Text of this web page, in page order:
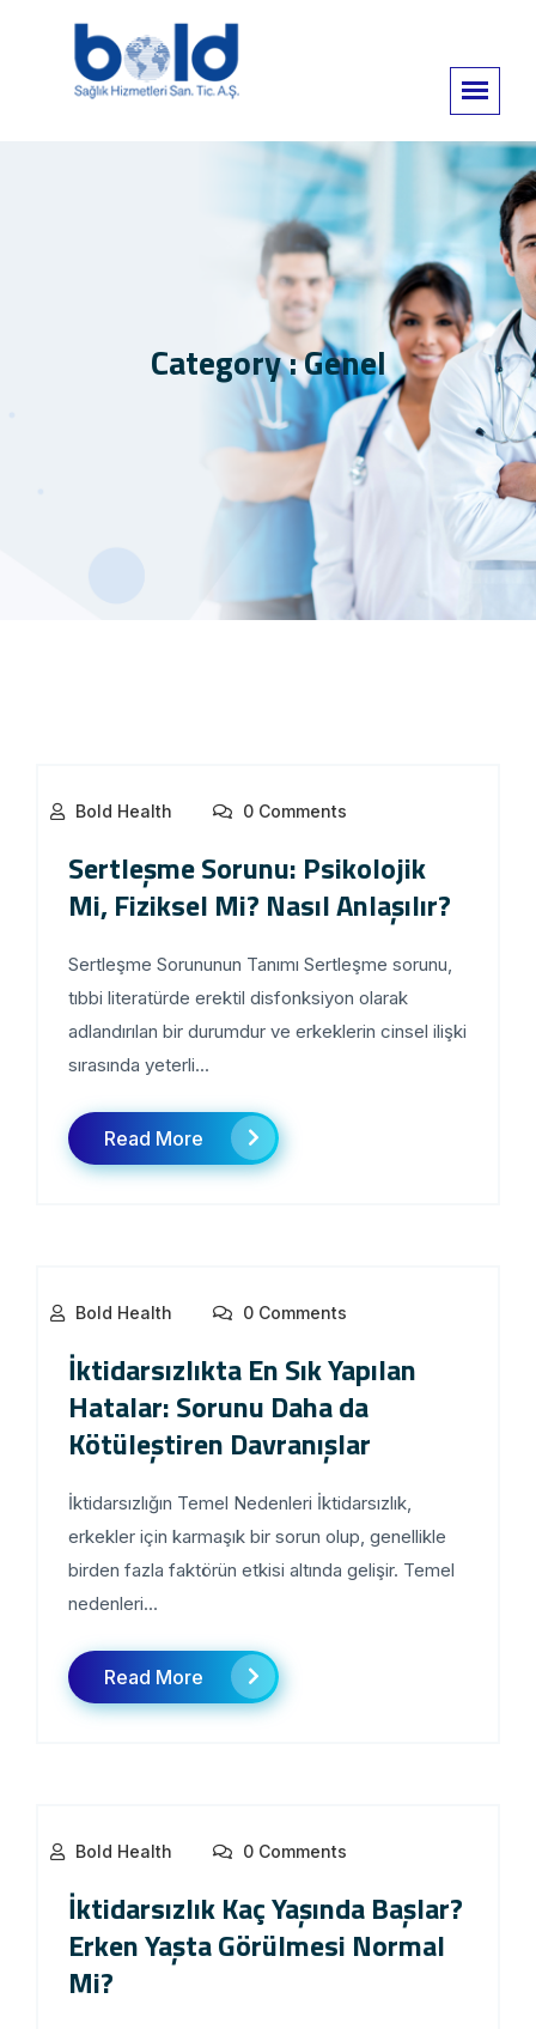
Category : Genel
Bold Health 0 Comments
Sertleşme Sorunu: Psikolojik
Mi, Fiziksel Mi? Nasıl Anlaşılır?
Sertleşme Sorununun Tanımı Sertleşme sorunu,
tıbbi literatürde erektil disfonksiyon olarak
adlandırılan bir durumdur ve erkeklerin cinsel ilişki
sırasında yeterli...
Read More
Bold Health 0 Comments
İktidarsızlıkta En Sık Yapılan
Hatalar: Sorunu Daha da
Kötüleştiren Davranışlar
İktidarsızlığın Temel Nedenleri İktidarsızlık,
erkekler için karmaşık bir sorun olup, genellikle
birden fazla faktörün etkisi altında gelişir. Temel
nedenleri...
Read More
Bold Health 0 Comments
İktidarsızlık Kaç Yaşında Başlar?
Erken Yaşta Görülmesi Normal
Mi?